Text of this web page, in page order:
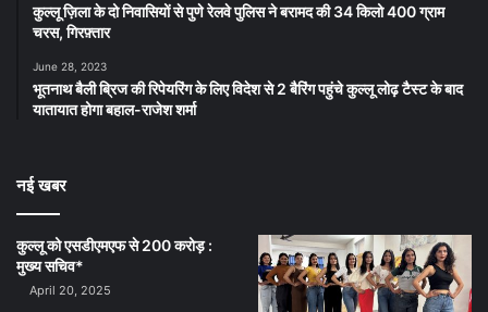
कुल्लू ज़िला के दो निवासियों से पुणे रेलवे पुलिस ने बरामद की 34 किलो 400 ग्राम
चरस, गिरफ़्तार
June 28, 2023
भूतनाथ बैली ब्रिज की रिपेयरिंग के लिए विदेश से 2 बैरिंग पहुंचे कुल्लू लोढ़ टैस्ट के बाद
यातायात होगा बहाल-राजेश शर्मा
नई खबर
कुल्लू को एसडीएमएफ से 200 करोड़ :
मुख्य सचिव*
April 20, 2025